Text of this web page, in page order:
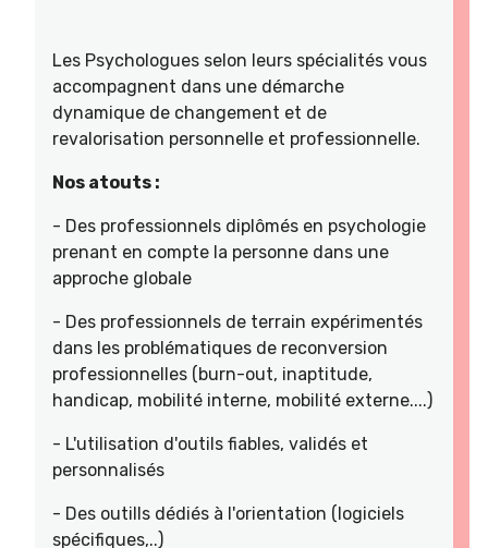
Les Psychologues selon leurs spécialités vous
accompagnent dans une démarche
dynamique de changement et de
revalorisation personnelle et professionnelle.
Nos atouts :
- Des professionnels diplômés en psychologie
prenant en compte la personne dans une
approche globale
- Des professionnels de terrain expérimentés
dans les problématiques de reconversion
professionnelles (burn-out, inaptitude,
handicap, mobilité interne, mobilité externe....)
- L'utilisation d'outils fiables, validés et
personnalisés
- Des outills dédiés à l'orientation (logiciels
spécifiques,..)